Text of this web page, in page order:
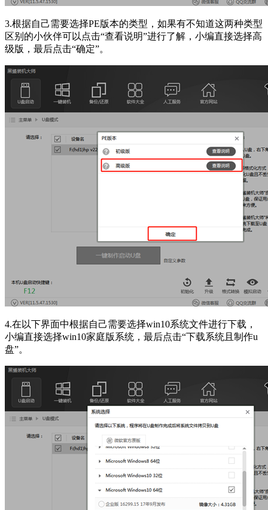
3.根据自己需要选择PE版本的类型，如果有不知道这两种类型
区别的小伙伴可以点击“查看说明”进行了解，小编直接选择高
级版，最后点击“确定”。
4.在以下界面中根据自己需要选择win10系统文件进行下载，
小编直接选择win10家庭版系统，最后点击“下载系统且制作u
盘”。